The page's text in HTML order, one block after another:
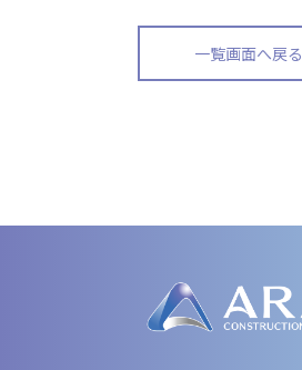
一覧画面へ戻る